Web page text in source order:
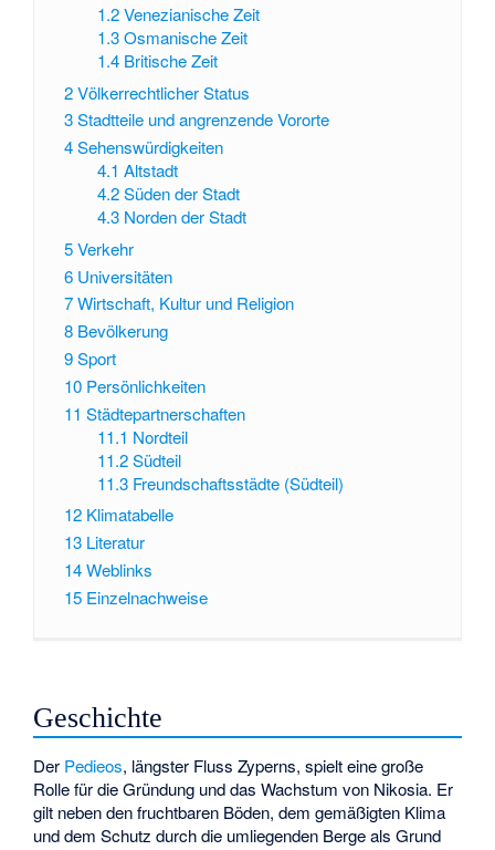
1.2 Venezianische Zeit
1.3 Osmanische Zeit
1.4 Britische Zeit
2Völkerrechtlicher Status
3Stadtteile und angrenzende Vororte
4Sehenswürdigkeiten
4.1 Altstadt
4.2 Süden der Stadt
4.3 Norden der Stadt
5Verkehr
6 Universitäten
7Wirtschaft, Kultur und Religion
8 Bevölkerung
9Sport
10 Persönlichkeiten
11 Städtepartnerschaften
11.1 Nordteil
11.2 Südteil
11.3 Freundschaftsstädte (Südteil)
12 Klimatabelle
13 Literatur
14Weblinks
15 Einzelnachweise
Geschichte
Der Pedieos, längster Fluss Zyperns, spielt eine große
Rolle für die Gründung und das Wachstum von Nikosia. Er
gilt neben den fruchtbaren Böden, dem gemäßigten Klima
und dem Schutz durch die umliegenden Berge als Grund